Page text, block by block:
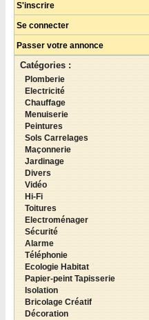
S'inscrire
Se connecter
Passer votre annonce
Catégories :
Plomberie
Electricité
Chauffage
Menuiserie
Peintures
Sols Carrelages
Maçonnerie
Jardinage
Divers
Vidéo
Hi-Fi
Toitures
Electroménager
Sécurité
Alarme
Téléphonie
Ecologie Habitat
Papier-peint Tapisserie
Isolation
Bricolage Créatif
Décoration